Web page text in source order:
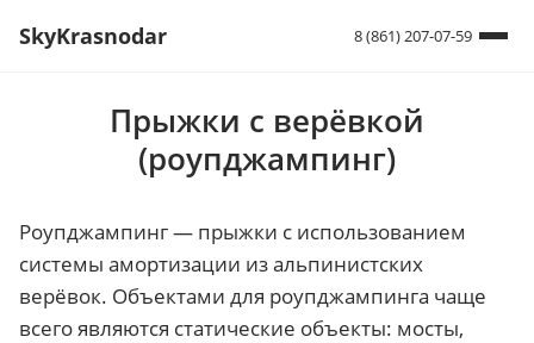
SkyKrasnodar 8 (861) 207-07-59
Прыжки с верёвкой
(роупджампинг)
Роупджампинг — прыжки с использованием
системы амортизации из альпинистских
верёвок. Объектами для роупджампинга чаще
всего являются статические объекты: мосты,